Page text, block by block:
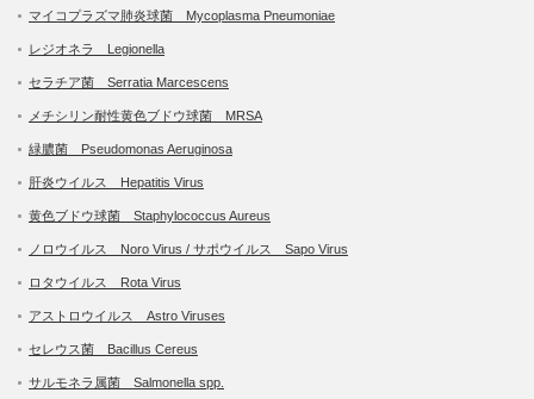
マイコプラズマ肺炎球菌 Mycoplasma Pneumoniae
レジオネラ Legionella
セラチア菌 Serratia Marcescens
メチシリン耐性黄色ブドウ球菌 MRSA
緑膿菌 Pseudomonas Aeruginosa
肝炎ウイルス Hepatitis Virus
黄色ブドウ球菌 Staphylococcus Aureus
ノロウイルス Noro Virus / サポウイルス Sapo Virus
ロタウイルス Rota Virus
アストロウイルス Astro Viruses
セレウス菌 Bacillus Cereus
サルモネラ属菌 Salmonella spp.